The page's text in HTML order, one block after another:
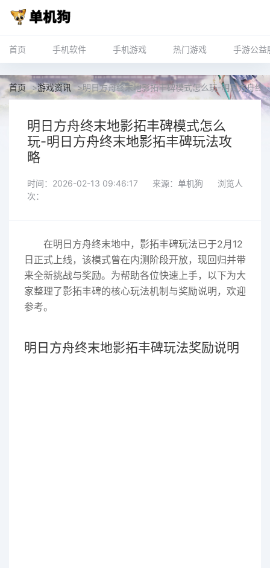
首页 手机软件 手机游戏 热门游戏 手游公益
首页 >游戏资讯 >明日方舟终末地影拓丰碑模式怎么玩-明日方舟终
明日方舟终末地影拓丰碑模式怎么
玩-明日方舟终末地影拓丰碑玩法攻
略
时间：2026-02-13 09:46:17 来源：单机狗
浏览人
次：
在明日方舟终末地中，影拓丰碑玩法已于2月12
日正式上线，该模式曾在内测阶段开放，现回归并带
来全新挑战与奖励。为帮助各位快速上手，以下为大
家整理了影拓丰碑的核心玩法机制与奖励说明，欢迎
参考。
明日方舟终末地影拓丰碑玩法奖励说明